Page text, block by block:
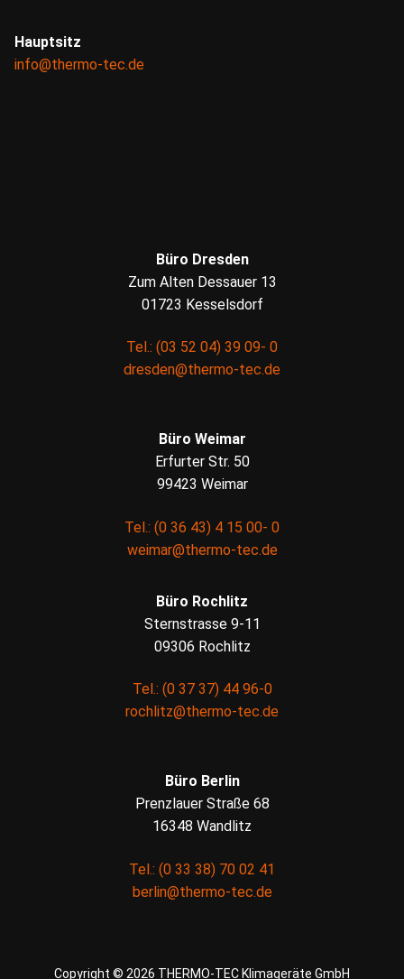
Hauptsitz
info@thermo-tec.de
Büro Dresden
Zum Alten Dessauer 13
01723 Kesselsdorf
Tel.: (03 52 04) 39 09- 0
dresden@thermo-tec.de
Büro Weimar
Erfurter Str. 50
99423 Weimar
Tel.: (0 36 43) 4 15 00- 0
weimar@thermo-tec.de
Büro Rochlitz
Sternstrasse 9-11
09306 Rochlitz
Tel.: (0 37 37) 44 96-0
rochlitz@thermo-tec.de
Büro Berlin
Prenzlauer Straße 68
16348 Wandlitz
Tel.: (0 33 38) 70 02 41
berlin@thermo-tec.de
Copyright © 2026 THERMO-TEC Klimageräte GmbH